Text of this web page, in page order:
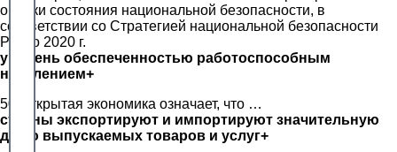
оценки состояния национальной безопасности, в
соответствии со Стратегией национальной безопасности
РФ до 2020 г.
уровень обеспеченностью работоспособным
населением+
50.Открытая экономика означает, что …
страны экспортируют и импортируют значительную
долю выпускаемых товаров и услуг+